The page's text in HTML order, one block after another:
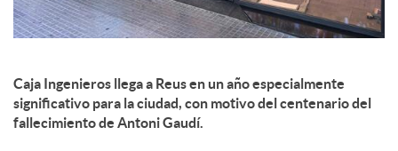
Caja Ingenieros llega a Reus en un año especialmente
significativo para la ciudad, con motivo del centenario del
fallecimiento de Antoni Gaudí.